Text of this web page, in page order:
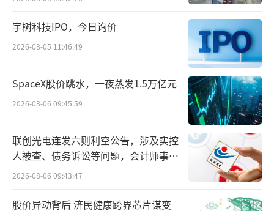
9%，同比提升3.1个百分点，同样名列第一。
随着出货量继续增长，再加上毛利额相对
稳定，宁德时代前三季度毛利率同比增长6.27
个bp，净利润同比增长15.59%也就再合理不
过。
宇树科技IPO，今日询价
2026-08-05 11:46:49
SpaceX股价跳水，一夜蒸发1.5万亿元
2026-08-06 09:45:59
联创光电连发六则利空公告，涉及实控
人被查、债务诉讼等问题，会计师事务
所曾出具“保留意见”
2026-08-06 09:43:47
股价异动背后 济民健康跨界芯片谋变